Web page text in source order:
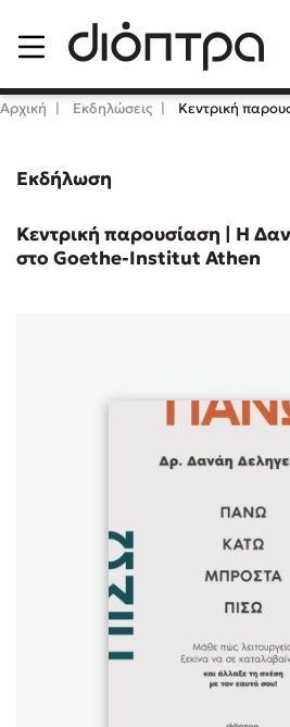
Δημοφιλή Βιβλία
Lidia Branković
Χάρης Πολίτης
Καθρέφτης
Playlist
Αρχική Εκδηλώσεις Κεντρική
Εκδήλωση
Κεντρική παρουσίαση | Η
στο Goethe-Institut Athen